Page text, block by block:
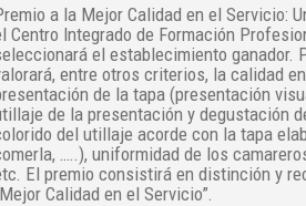
a la Mejor Calidad en el Servicio:
Centro Integrado de Formación
el establecimiento ganador.
entre otros criterios, la calidad
de la tapa (presentación
de la presentación y degustación
del utillaje acorde con la tapa
…..), uniformidad de los
El premio consistirá en distinción y
Calidad en el Servicio”.